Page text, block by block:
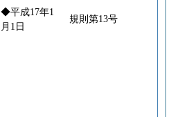
◆平成17年1
月1日
規則第13号